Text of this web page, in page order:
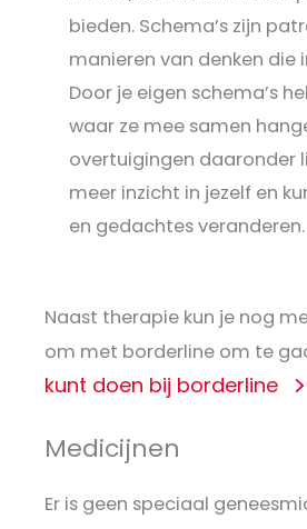
bieden. Schema’s zijn
manieren van denken die
Door je eigen schema’s
waar ze mee samen
overtuigingen daaronder
meer inzicht in jezelf en
en gedachtes veranderen.
Naast therapie kun je nog
om met borderline om te
kunt doen bij borderline
Medicijnen
Er is geen speciaal